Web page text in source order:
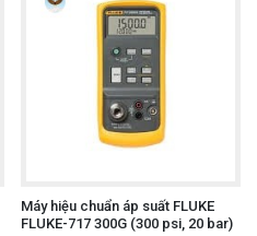
Máy hiệu chuẩn áp suất FLUKE
FLUKE-717 300G (300 psi, 20 bar)